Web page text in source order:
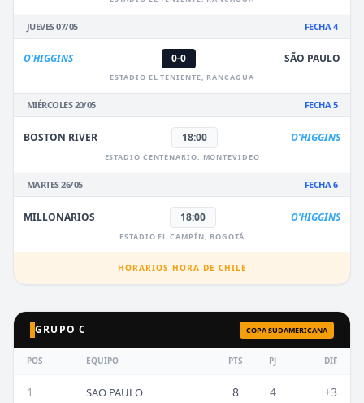
JUEVES 07/05 FECHA 4
O'HIGGINS 0-0 SÃO PAULO
ESTADIO EL TENIENTE, RANCAGUA
MIÉRCOLES 20/05 FECHA 5
BOSTON RIVER 18:00 O'HIGGINS
ESTADIO CENTENARIO, MONTEVIDEO
MARTES 26/05 FECHA 6
MILLONARIOS 18:00 O'HIGGINS
ESTADIO EL CAMPÍN, BOGOTÁ
HORARIOS HORA DE CHILE
GRUPO C COPA SUDAMERICANA
POS EQUIPO PTS PJ DIF
1 SAO PAULO 8 4 +3